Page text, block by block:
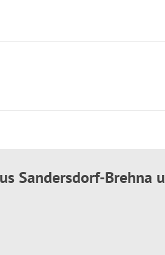
Sandersdorf-Brehna